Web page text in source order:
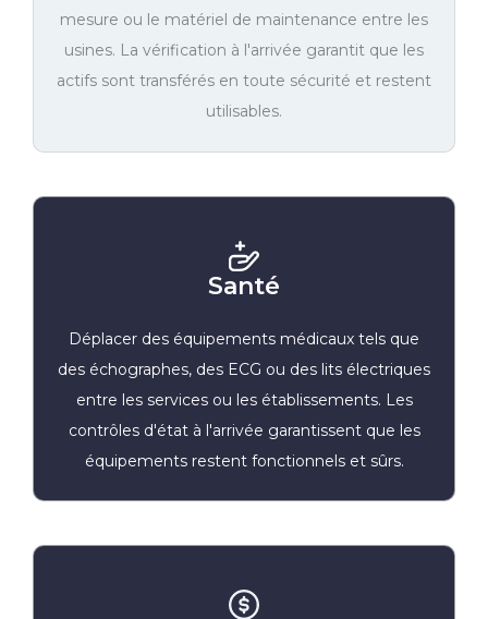
mesure ou le matériel de maintenance entre les
usines. La vérification à l'arrivée garantit que les
actifs sont transférés en toute sécurité et restent
utilisables.
Santé
Déplacer des équipements médicaux tels que
des échographes, des ECG ou des lits électriques
entre les services ou les établissements. Les
contrôles d'état à l'arrivée garantissent que les
équipements restent fonctionnels et sûrs.